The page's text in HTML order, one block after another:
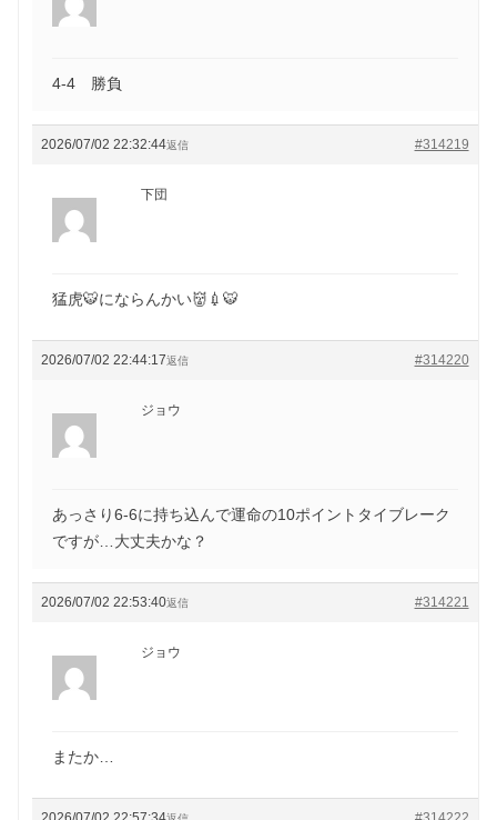
4-4 勝負
2026/07/02 22:32:44 #314219
返信
下団
猛虎🐯にならんかい👹💉🐯
2026/07/02 22:44:17 #314220
返信
ジョウ
あっさり6-6に持ち込んで運命の10ポイントタイブレーク
ですが…大丈夫かな？
2026/07/02 22:53:40 #314221
返信
ジョウ
またか…